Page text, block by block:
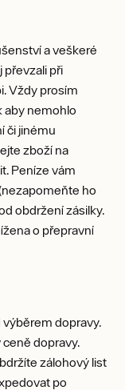
a veškeré
převzali při
Vždy prosím
aby nemohlo
či jinému
zboží na
Peníze vám
ho
obdržení zásilky.
o přepravní
dopravy.
dopravy.
zálohový list
po